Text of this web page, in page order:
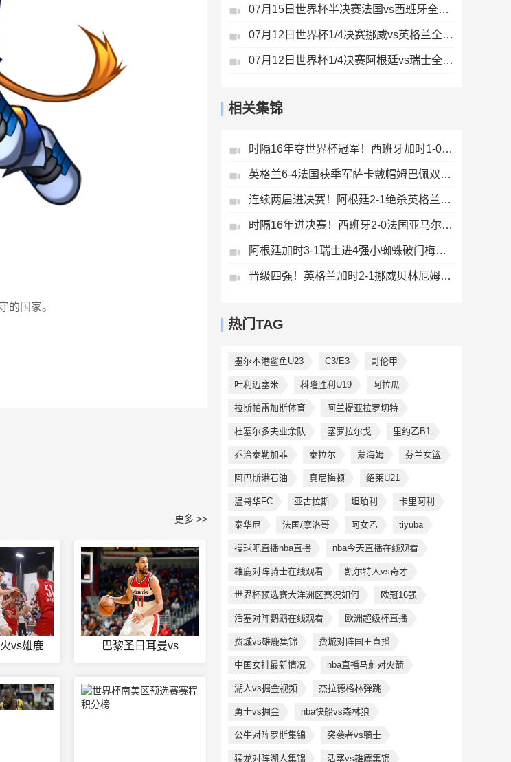
的国家。
更多 >>
vs雄鹿 巴黎圣日耳曼vs
07月15日世界杯半决赛法国vs西班牙全场录像
07月12日世界杯1/4决赛挪威vs英格兰全场录像
07月12日世界杯1/4决赛阿根廷vs瑞士全场录像
相关集锦
时隔16年夺世界杯冠军！西班牙加时1-0阿根廷费兰制胜恩佐染红
英格兰6-4法国获季军萨卡戴帽姆巴佩双响创纪录奥利塞2助+失良机
连续两届进决赛！阿根廷2-1绝杀英格兰劳塔罗恩佐破门梅西两助攻
时隔16年进决赛！西班牙2-0法国亚马尔造点奥亚萨瓦尔、波罗破门
阿根廷加时3-1瑞士进4强小蜘蛛破门梅西助攻麦卡恩博洛假摔染红
晋级四强！英格兰加时2-1挪威贝林厄姆连场双响谢尔德鲁普破门
热门TAG
墨尔本港鲨鱼U23 C3/E3 哥伦甲
叶利迈塞米 科隆胜利U19 阿拉瓜
拉斯帕雷加斯体育 阿兰提亚拉罗切特
杜塞尔多夫业余队 塞罗拉尔戈 里约乙B1
乔治泰勒加菲 泰拉尔 蒙海姆 芬兰女篮
阿巴斯港石油 真尼梅顿 绍莱U21
温哥华FC 亚古拉斯 坦珀利 卡里阿利
泰华尼 法国/摩洛哥 阿女乙 tiyuba
搜球吧直播nba直播 nba今天直播在线观看
雄鹿对阵骑士在线观看 凯尔特人vs奇才
世界杯预选赛大洋洲区赛况如何 欧冠16强
活塞对阵鹦鹉在线观看 欧洲超级杯直播
费城vs雄鹿集锦 费城对阵国王直播
中国女排最新情况 nba直播马刺对火箭
湖人vs掘金视频 杰拉德格林弹跳
勇士vs掘金 nba快船vs森林狼
公牛对阵罗斯集锦 突袭者vs骑士
猛龙对阵湖人集锦 活塞vs雄廘集锦